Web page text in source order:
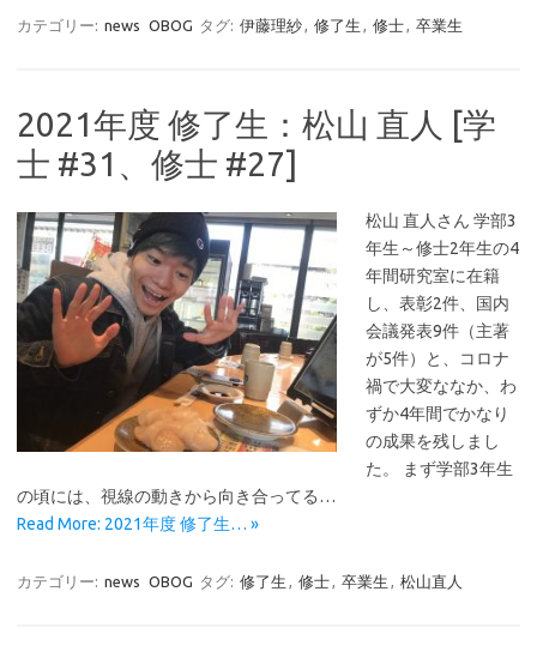
カテゴリー: news OBOG タグ: 伊藤理紗, 修了生 , 修士, 卒業生
2021年度 修了生：松山 直人 [学
士 #31、修士 #27]
松山 直人さん 学部3
年生～修士2年生の4
年間研究室に在籍
し、表彰2件、国内
会議発表9件（主著
が5件）と、コロナ
禍で大変ななか、わ
ずか4年間でかなり
の成果を残しまし
た。 まず学部3年生
の頃には、視線の動きから向き合ってる…
Read More: 2021年度 修了生… »
カテゴリー: news OBOG タグ: 修了生 , 修士, 卒業生 , 松山直人